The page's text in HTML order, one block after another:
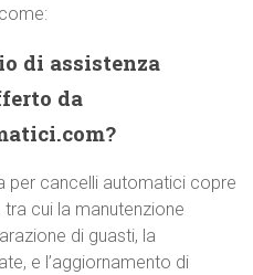
di assistenza
da
per cancelli automatici copre
tra cui la manutenzione
di guasti, la
e l’aggiornamento di